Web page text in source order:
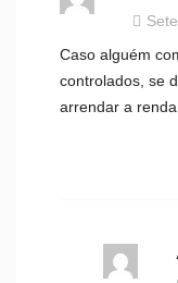
Caso alguém
controlados, se
arrendar a